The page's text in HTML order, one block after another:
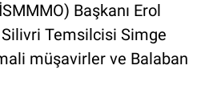
Başkanı Erol
Temsilcisi Simge
müşavirler ve Balaban